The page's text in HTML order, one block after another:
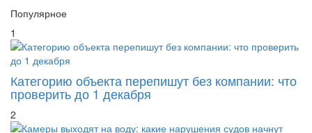
Популярное
1
Категорию объекта перепишут без компании: что
проверить до 1 декабря
2